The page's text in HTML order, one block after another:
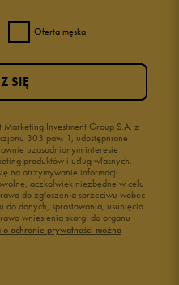
Oferta męska
Investment Group S.A. z
303 paw. 1, udostępnione
uzasadnionym interesie
produktów i usług własnych.
na otrzymywanie informacji
aczkolwiek niezbędne w celu
do zgłoszenia sprzeciwu wobec
danych, sprostowania, usunięcia
wniesienia skargi do organu
o ochronie prywatności można
SIĘ